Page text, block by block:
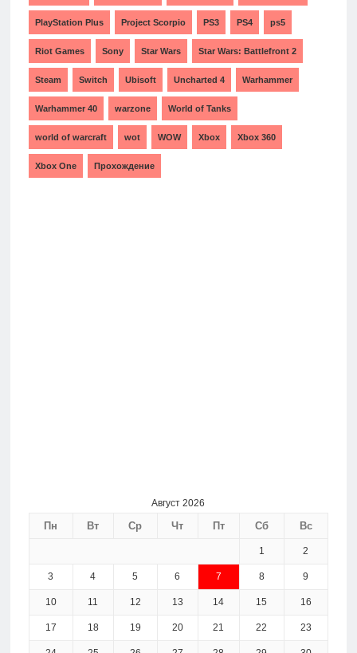
PlayStation Plus Project Scorpio PS3 PS4 ps5
Riot Games Sony Star Wars Star Wars: Battlefront 2
Steam Switch Ubisoft Uncharted 4 Warhammer
Warhammer 40 warzone World of Tanks
world of warcraft wot WOW Xbox Xbox 360
Xbox One Прохождение
Август 2026
Пн Вт Ср Чт Пт Сб Вс
1 2
3 4 5 6 7 8 9
10 11 12 13 14 15 16
17 18 19 20 21 22 23